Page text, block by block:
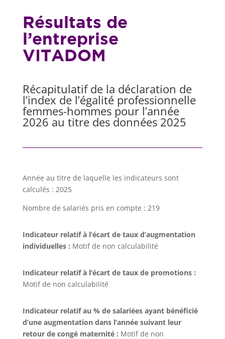
Résultats de
l’entreprise
VITADOM
Récapitulatif de la déclaration de
l’index de l’égalité professionnelle
femmes-hommes pour l’année
2026 au titre des données 2025
Année au titre de laquelle les indicateurs sont
calculés : 2025
Nombre de salariés pris en compte : 219
Indicateur relatif à l’écart de taux d’augmentation
individuelles : Motif de non calculabilité
Indicateur relatif à l’écart de taux de promotions :
Motif de non calculabilité
Indicateur relatif au % de salariées ayant bénéficié
d’une augmentation dans l’année suivant leur
retour de congé maternité : Motif de non